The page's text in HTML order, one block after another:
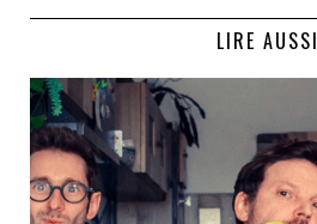
LIRE AUSSI